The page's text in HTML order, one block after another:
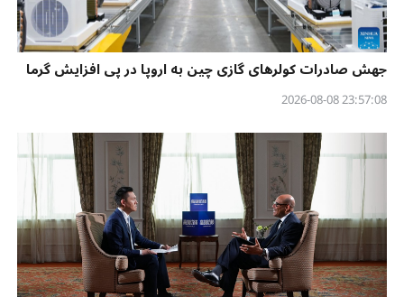
جهش صادرات کولرهای گازی چین به اروپا در پی افزایش گرما
23:57:08 2026-08-08